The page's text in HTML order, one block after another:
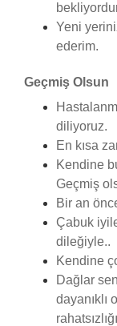
Yeni
ederim.
Geçmiş Olsun
diliyoruz.
En kısa
Kendine
Geçmiş
Bir an
Çabuk
dileğiyle..
Kendine
Dağlar
dayanıklı